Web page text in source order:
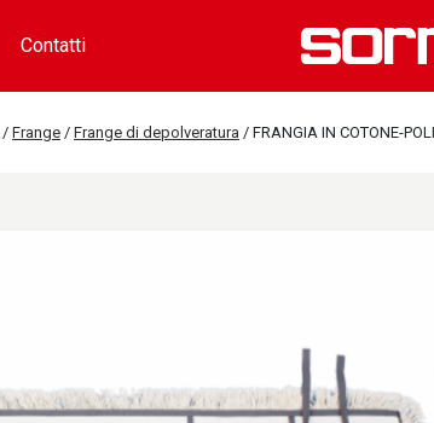
Contatti
/ Frange / Frange di depolveratura / FRANGIA IN COTONE-